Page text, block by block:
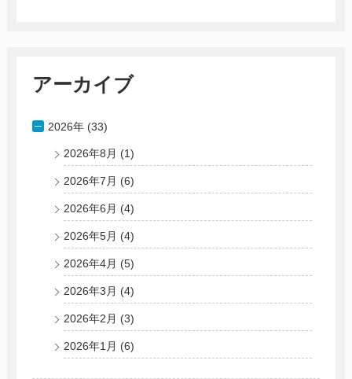
アーカイブ
2026年 (33)
2026年8月 (1)
2026年7月 (6)
2026年6月 (4)
2026年5月 (4)
2026年4月 (5)
2026年3月 (4)
2026年2月 (3)
2026年1月 (6)